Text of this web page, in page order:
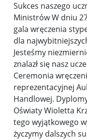
Sukces naszego
Ministrów W dniu
gala wręczenia
dla
Jesteśmy
znalazł się nasz
Ceremonia
reprezentacyjnej
Handlowej.
Oświaty Wioletta
tego wyjątkowego
życzymy dalszych